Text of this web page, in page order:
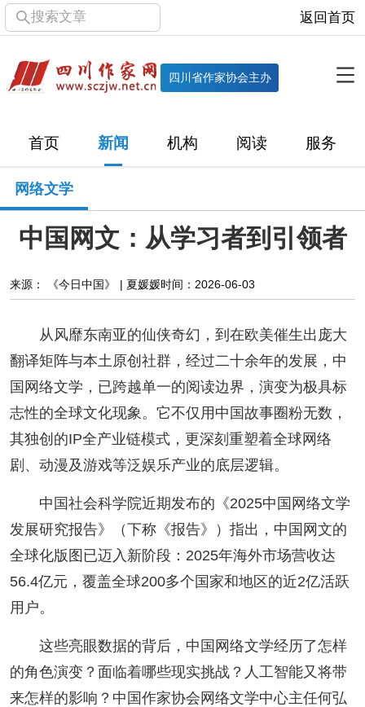
搜索文章 返回首页
四川省作家协会主办
首页 新闻 机构 阅读 服务
机构
直属单位 团体会员 主管社团 专门委员会
历届主席团
新闻
时政 文学动态 作协工作
十百千 网络文学 万千百十
阅读
小说 散文 诗歌 文学评论
校园文学 其他阅读 文学访谈
新书快讯
服务
入会须知 会员管理 文学奖项 报刊联盟
公告公示
网络文学
中国网文：从学习者到引领者
来源： 《今日中国》 | 夏媛媛时间：2026-06-03
从风靡东南亚的仙侠奇幻，到在欧美催生出庞大
翻译矩阵与本土原创社群，经过二十余年的发展，中
国网络文学，已跨越单一的阅读边界，演变为极具标
志性的全球文化现象。它不仅用中国故事圈粉无数，
其独创的IP全产业链模式，更深刻重塑着全球网络
剧、动漫及游戏等泛娱乐产业的底层逻辑。
中国社会科学院近期发布的《2025中国网络文学
发展研究报告》（下称《报告》）指出，中国网文的
全球化版图已迈入新阶段：2025年海外市场营收达
56.4亿元，覆盖全球200多个国家和地区的近2亿活跃
用户。
这些亮眼数据的背后，中国网络文学经历了怎样
的角色演变？面临着哪些现实挑战？人工智能又将带
来怎样的影响？中国作家协会网络文学中心主任何弘